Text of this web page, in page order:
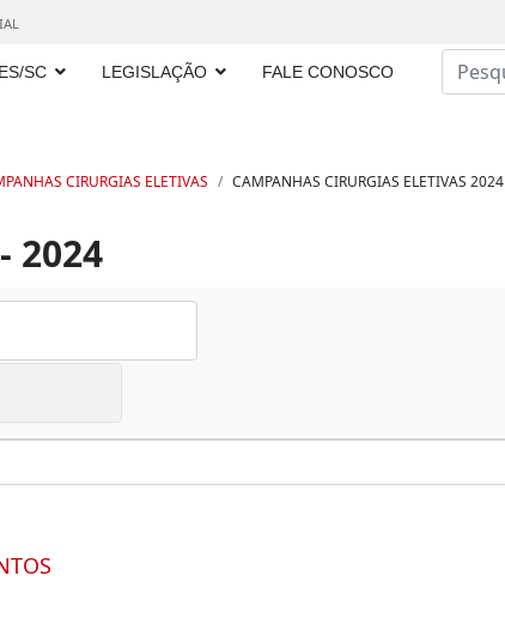
SC LEGISLAÇÃO FALE CONOSCO
Busca
CIRURGIAS ELETIVAS
CAMPANHAS CIRURGIAS ELETIVAS 2024
2024